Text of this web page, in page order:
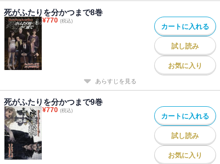
死がふたりを分かつまで8巻
¥770 (税込)
カートに入れる
試し読み
お気に入り
あらすじを見る
死がふたりを分かつまで9巻
¥770 (税込)
カートに入れる
試し読み
お気に入り